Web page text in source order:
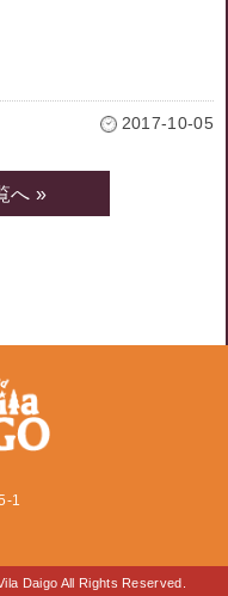
2017-10-05
へ »
1
Daigo All Rights Reserved.